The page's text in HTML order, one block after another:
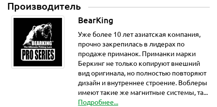
Производитель
BearKing
Уже более 10 лет азиатская компания,
прочно закрепилась в лидерах по
продаже приманок. Приманки марки
Беркинг не только копируют внешний
вид оригинала, но полностью повторяют
дизайн и внутреннее строение. Воблеры
имеют такие же магнитные системы, та...
Подробнее...